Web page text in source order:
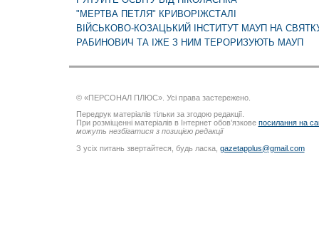
"МЕРТВА ПЕТЛЯ" КРИВОРІЖСТАЛІ
ВІЙСЬКОВО-КОЗАЦЬКИЙ ІНСТИТУТ МАУП НА
РАБИНОВИЧ ТА ІЖЕ З НИМ ТЕРОРИЗУЮТЬ МАУП
© «ПЕРСОНАЛ ПЛЮС». Усі права застережено.
Передрук матеріалів тільки за згодою редакції.
При розміщенні матеріалів в Інтернет обов’язкове посилання на
можуть незбігатися з позицією редакції
З усіх питань звертайтеся, будь ласка, gazetapplus@gmail.com